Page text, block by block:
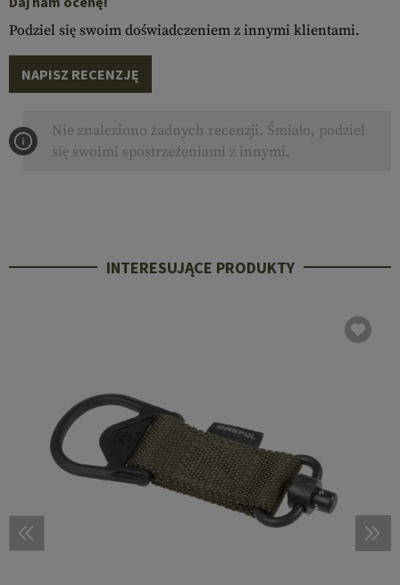
Podziel się swoim doświadczeniem z innymi klientami.
NAPISZ RECENZJĘ
Nie znaleziono żadnych recenzji. Śmiało, podziel
się swoimi spostrzeżeniami z innymi.
INTERESUJĄCE PRODUKTY